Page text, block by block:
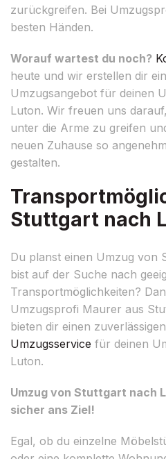
zurückgreifen. Bei
besten Händen.
Worauf wartest du noch?
heute und wir erstellen dir
Umzugsangebot für deinen
Luton. Wir freuen uns
unter die Arme zu greifen
neuen Zuhause so
gestalten.
Stuttgart nach
Du planst einen Umzug von
bist auf der Suche nach
Transportmöglichkeiten?
Umzugsprofi Maurer aus
bieten dir einen
Umzugsservice für deinen
Luton.
Umzug von Stuttgart nach
sicher ans Ziel!
Egal, ob du einzelne